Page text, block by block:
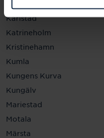
Karlstad
Katrineholm
Kristinehamn
Kumla
Kungens Kurva
Kungälv
Mariestad
Motala
Märsta